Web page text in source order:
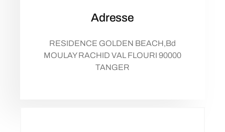
Adresse
RESIDENCE GOLDEN BEACH,Bd
MOULAY RACHID VAL FLOURI 90000
TANGER